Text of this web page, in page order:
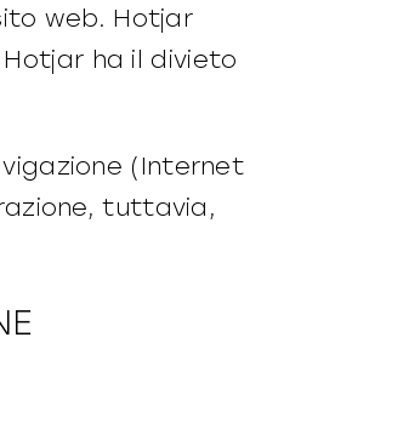
web. Hotjar
ha il divieto
(Internet
tuttavia,